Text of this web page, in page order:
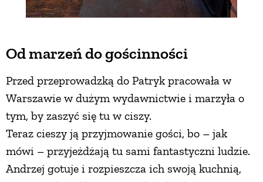
Od marzeń do gościnności
Przed przeprowadzką do Patryk pracowała w
Warszawie w dużym wydawnictwie i marzyła o
tym, by zaszyć się tu w ciszy.
Teraz cieszy ją przyjmowanie gości, bo – jak
mówi – przyjeżdżają tu sami fantastyczni ludzie.
Andrzej gotuje i rozpieszcza ich swoją kuchnią,